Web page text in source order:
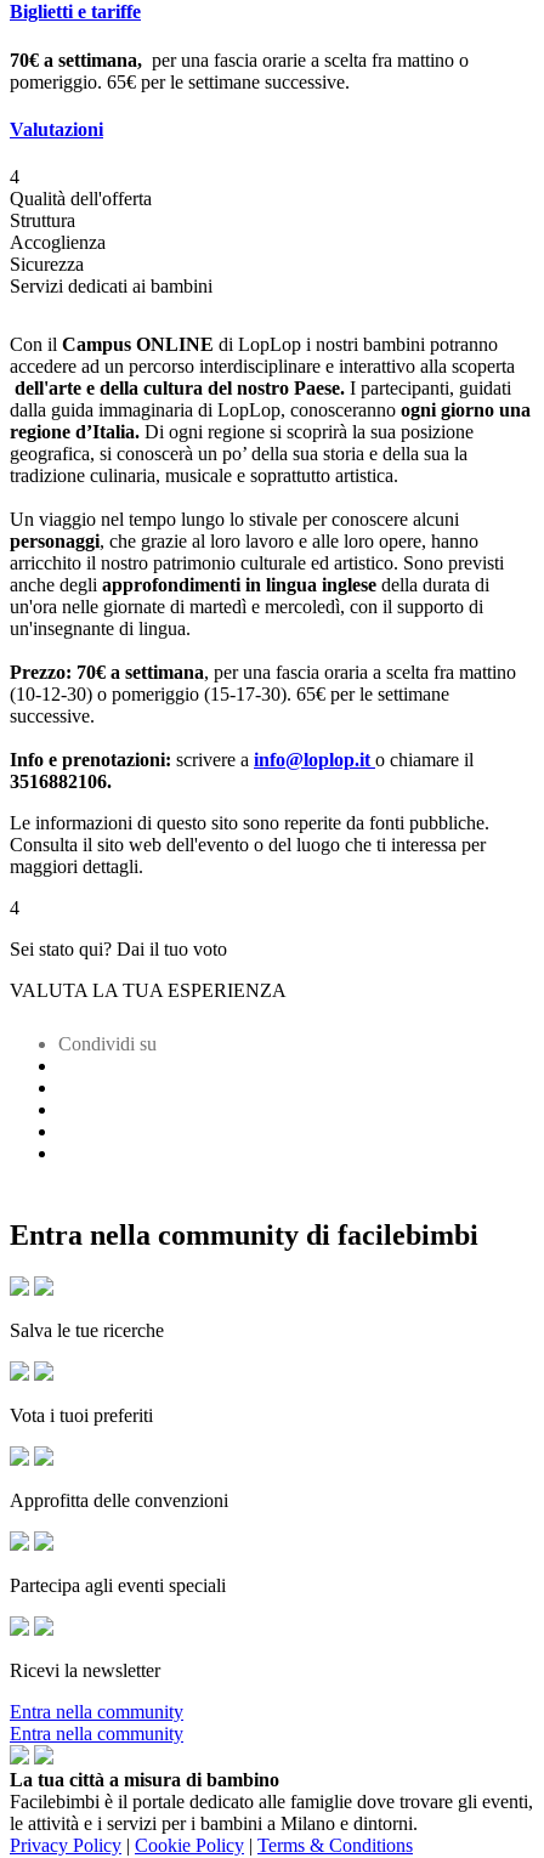
Biglietti e tariffe
70€ a settimana, per una fascia orarie a scelta fra mattino o
pomeriggio. 65€ per le settimane successive.
Valutazioni
4
Qualità dell'offerta
Struttura
Accoglienza
Sicurezza
Servizi dedicati ai bambini
Con il Campus ONLINE di LopLop i nostri bambini potranno
accedere ad un percorso interdisciplinare e interattivo alla scoperta
dell'arte e della cultura del nostro Paese. I partecipanti, guidati
dalla guida immaginaria di LopLop, conosceranno ogni giorno una
regione d’Italia. Di ogni regione si scoprirà la sua posizione
geografica, si conoscerà un po’ della sua storia e della sua la
tradizione culinaria, musicale e soprattutto artistica.
Un viaggio nel tempo lungo lo stivale per conoscere alcuni
personaggi, che grazie al loro lavoro e alle loro opere, hanno
arricchito il nostro patrimonio culturale ed artistico. Sono previsti
anche degli approfondimenti in lingua inglese della durata di
un'ora nelle giornate di martedì e mercoledì, con il supporto di
un'insegnante di lingua.
Prezzo: 70€ a settimana, per una fascia oraria a scelta fra mattino
(10-12-30) o pomeriggio (15-17-30). 65€ per le settimane
successive.
Info e prenotazioni: scrivere a info@loplop.it o chiamare il
3516882106.
Le informazioni di questo sito sono reperite da fonti pubbliche.
Consulta il sito web dell'evento o del luogo che ti interessa per
maggiori dettagli.
4
Sei stato qui? Dai il tuo voto
VALUTA LA TUA ESPERIENZA
Condividi su
Entra nella community di facilebimbi
Salva le tue ricerche
Vota i tuoi preferiti
Approfitta delle convenzioni
Partecipa agli eventi speciali
Ricevi la newsletter
Entra nella community
Entra nella community
La tua città a misura di bambino
Facilebimbi è il portale dedicato alle famiglie dove trovare gli eventi,
le attività e i servizi per i bambini a Milano e dintorni.
Privacy Policy | Cookie Policy | Terms & Conditions